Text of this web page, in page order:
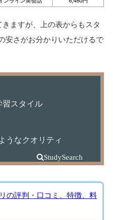
ますが、上の表からもスタ
安さがお分かりいただけるで
スタイル
うなクオリティ
の評判・口コミ、特徴、料